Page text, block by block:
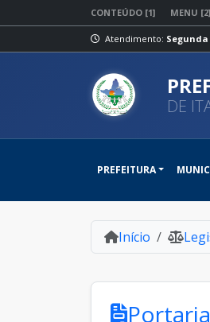
CONTEÚDO [1] MENU [2]
Atendimento: Segunda
DE
PREFEITURA
Início